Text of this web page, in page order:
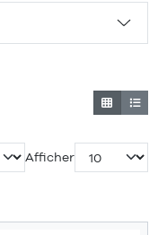
Afficher